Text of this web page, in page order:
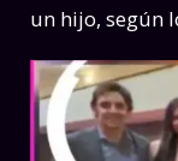
un hijo, según